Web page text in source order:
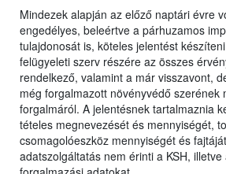
Mindezek alapján az előző naptári évre
engedélyes, beleértve a párhuzamos
tulajdonosát is, köteles jelentést
felügyeleti szerv részére az összes
rendelkező, valamint a már visszavont,
még forgalmazott növényvédő szerének
forgalmáról. A jelentésnek tartalmaznia
tételes megnevezését és mennyiségét,
csomagolóeszköz mennyiségét és
adatszolgáltatás nem érinti a KSH,